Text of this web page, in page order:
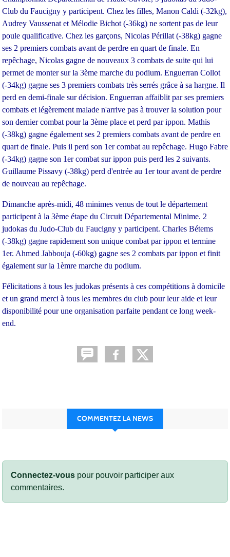
Club du Faucigny y participent. Chez les filles, Manon Caldi (-32kg),
Audrey Vaussenat et Mélodie Bichot (-36kg) ne sortent pas de leur
poule qualificative. Chez les garçons, Nicolas Périllat (-38kg) gagne
ses 2 premiers combats avant de perdre en quart de finale. En
repêchage, Nicolas gagne de nouveaux 3 combats de suite qui lui
permet de monter sur la 3ème marche du podium. Enguerran Collot
(-34kg) gagne ses 3 premiers combats très serrés grâce à sa hargne. Il
perd en demi-finale sur décision. Enguerran affaiblit par ses premiers
combats et légèrement malade n'arrive pas à trouver la solution pour
son dernier combat pour la 3ème place et perd par ippon. Mathis
(-38kg) gagne également ses 2 premiers combats avant de perdre en
quart de finale. Puis il perd son 1er combat au repêchage. Hugo Fabre
(-34kg) gagne son 1er combat sur ippon puis perd les 2 suivants.
Guillaume Pissavy (-38kg) perd d'entrée au 1er tour avant de perdre
de nouveau au repêchage.
Dimanche après-midi, 48 minimes venus de tout le département
participent à la 3ème étape du Circuit Départemental Minime. 2
judokas du Judo-Club du Faucigny y participent. Charles Bétems
(-38kg) gagne rapidement son unique combat par ippon et termine
1er. Ahmed Jabbouja (-60kg) gagne ses 2 combats par ippon et finit
également sur la 1èmre marche du podium.
Félicitations à tous les judokas présents à ces compétitions à domicile
et un grand merci à tous les membres du club pour leur aide et leur
disponibilité pour une organisation parfaite pendant ce long week-
end.
COMMENTEZ LA NEWS
Connectez-vous pour pouvoir participer aux
commentaires.